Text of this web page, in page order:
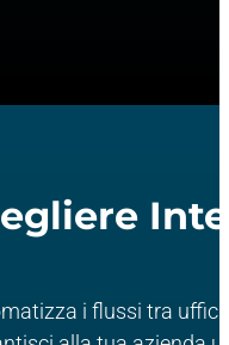
i flussi tra